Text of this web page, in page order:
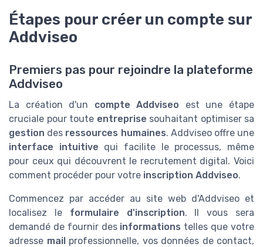
Étapes pour créer un compte sur
Addviseo
Premiers pas pour rejoindre la plateforme
Addviseo
La création d'un compte Addviseo est une étape
cruciale pour toute entreprise souhaitant optimiser sa
gestion des ressources humaines. Addviseo offre une
interface intuitive qui facilite le processus, même
pour ceux qui découvrent le recrutement digital. Voici
comment procéder pour votre inscription Addviseo.
Commencez par accéder au site web d'Addviseo et
localisez le formulaire d'inscription. Il vous sera
demandé de fournir des informations telles que votre
adresse mailprofessionnelle, vos données de contact,